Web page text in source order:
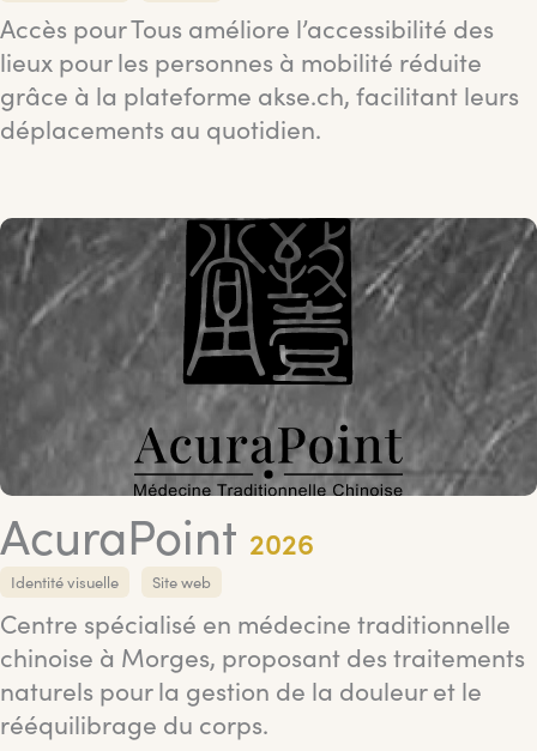
Accès pour Tous améliore l’accessibilité des
lieux pour les personnes à mobilité réduite
grâce à la plateforme akse.ch, facilitant leurs
déplacements au quotidien.
AcuraPoint 2026
Identité visuelle Site web
Centre spécialisé en médecine traditionnelle
chinoise à Morges, proposant des traitements
naturels pour la gestion de la douleur et le
rééquilibrage du corps.